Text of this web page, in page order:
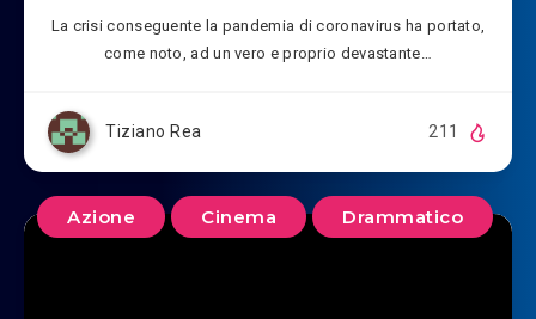
La crisi conseguente la pandemia di coronavirus ha portato,
come noto, ad un vero e proprio devastante…
Tiziano Rea 211
Azione Cinema Drammatico